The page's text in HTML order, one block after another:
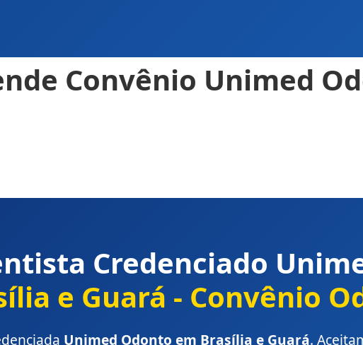
Convênio Unimed
Credenciado
e Guará - Convênio
Unimed Odonto em Brasília e Guará.